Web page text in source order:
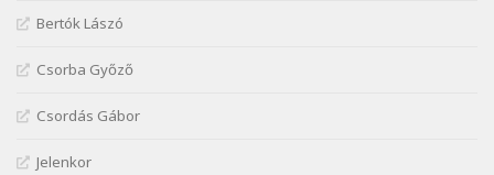
Márai Sándor: Zsoltár
Mária Sándor: Hallgatás
Szélkiáltó
Szélkiáltó
Bertók Lászó
Csorba Győző
Csordás Gábor
Jelenkor